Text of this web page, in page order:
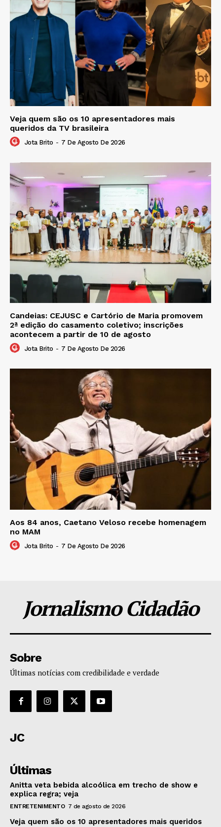
Veja quem são os 10 apresentadores mais
queridos da TV brasileira
Jota Brito - 7 De Agosto De 2026
Candeias: CEJUSC e Cartório de Maria promovem
2ª edição do casamento coletivo; inscrições
acontecem a partir de 10 de agosto
Jota Brito - 7 De Agosto De 2026
Aos 84 anos, Caetano Veloso recebe homenagem
no MAM
Jota Brito - 7 De Agosto De 2026
Jornalismo Cidadão
Sobre
Últimas notícias com credibilidade e verdade
JC
Últimas
Anitta veta bebida alcoólica em trecho de show e
explica regra; veja
ENTRETENIMENTO 7 de agosto de 2026
Veja quem são os 10 apresentadores mais queridos